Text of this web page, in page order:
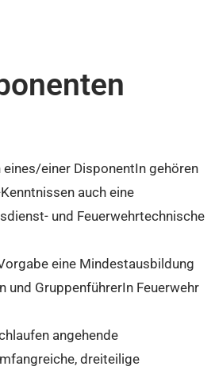
einer DisponentIn gehören
auch eine
und Feuerwehrtechnische
eine Mindestausbildung
und GruppenführerIn Feuerwehr
angehende
dreiteilige